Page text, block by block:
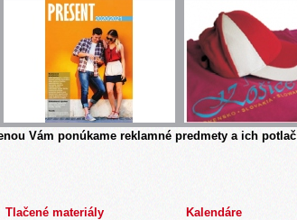
Vám ponúkame reklamné predmety a ich potlač
Tlačené materiály Kalendáre